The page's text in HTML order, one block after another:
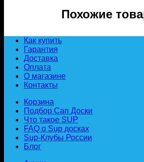
Похожие
Как купить
Гарантия
Доставка
Оплата
О магазине
Контакты
Корзина
Подбор Сап Доски
Что такое SUP
FAQ о Sup досках
Sup-Клубы России
Блог